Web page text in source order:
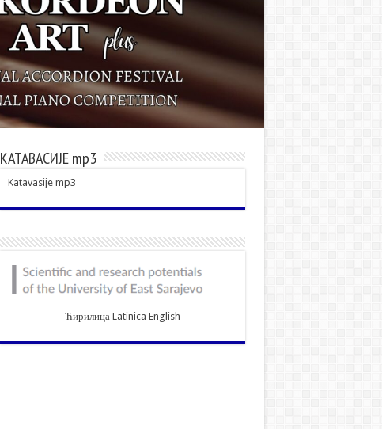
КАТАВАСИЈЕ mp3
Katavasije mp3
Ћирилица Latinica English